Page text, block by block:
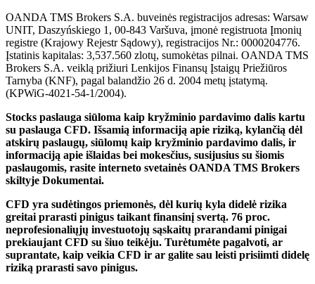
OANDA TMS Brokers S.A. buveinės registracijos adresas: Warsaw
UNIT, Daszyńskiego 1, 00-843 Varšuva, įmonė registruota Įmonių
registre (Krajowy Rejestr Sądowy), registracijos Nr.: 0000204776.
Įstatinis kapitalas: 3,537.560 zlotų, sumokėtas pilnai. OANDA TMS
Brokers S.A. veiklą prižiuri Lenkijos Finansų Įstaigų Priežiūros
Tarnyba (KNF), pagal balandžio 26 d. 2004 metų įstatymą.
(KPWiG-4021-54-1/2004).
Stocks paslauga siūloma kaip kryžminio pardavimo dalis kartu
su paslauga CFD. Išsamią informaciją apie riziką, kylančią dėl
atskirų paslaugų, siūlomų kaip kryžminio pardavimo dalis, ir
informaciją apie išlaidas bei mokesčius, susijusius su šiomis
paslaugomis, rasite interneto svetainės OANDA TMS Brokers
skiltyje Dokumentai.
CFD yra sudėtingos priemonės, dėl kurių kyla didelė rizika
greitai prarasti pinigus taikant finansinį svertą. 76 proc.
neprofesionaliųjų investuotojų sąskaitų prarandami pinigai
prekiaujant CFD su šiuo teikėju. Turėtumėte pagalvoti, ar
suprantate, kaip veikia CFD ir ar galite sau leisti prisiimti didelę
riziką prarasti savo pinigus.